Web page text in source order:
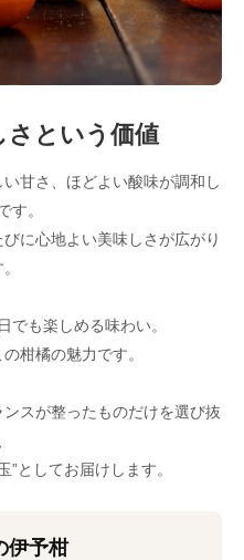
さという価値
甘さ、ほどよい酸味が調和し
す。
に心地よい美味しさが広がり
でも楽しめる味わい。
柑橘の魅力です。
スが整ったものだけを選び抜
”としてお届けします。
伊予柑